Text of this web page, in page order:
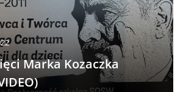
Marka Kozaczka